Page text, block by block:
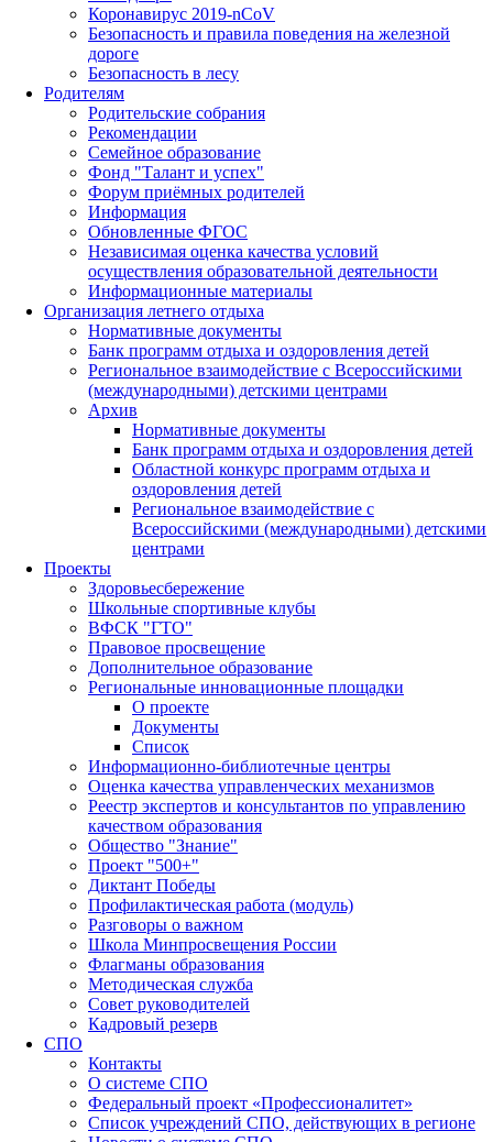
Коронавирус 2019-nCoV
Безопасность и правила поведения на железной
дороге
Безопасность в лесу
Родителям
Родительские собрания
Рекомендации
Семейное образование
Фонд "Талант и успех"
Форум приёмных родителей
Информация
Обновленные ФГОС
Независимая оценка качества условий
осуществления образовательной деятельности
Информационные материалы
Организация летнего отдыха
Нормативные документы
Банк программ отдыха и оздоровления детей
Региональное взаимодействие с Всероссийскими
(международными) детскими центрами
Архив
Нормативные документы
Банк программ отдыха и оздоровления детей
Областной конкурс программ отдыха и
оздоровления детей
Региональное взаимодействие с
Всероссийскими (международными) детскими
центрами
Проекты
Здоровьесбережение
Школьные спортивные клубы
ВФСК "ГТО"
Правовое просвещение
Дополнительное образование
Региональные инновационные площадки
О проекте
Документы
Список
Информационно-библиотечные центры
Оценка качества управленческих механизмов
Реестр экспертов и консультантов по управлению
качеством образования
Общество "Знание"
Проект "500+"
Диктант Победы
Профилактическая работа (модуль)
Разговоры о важном
Школа Минпросвещения России
Флагманы образования
Методическая служба
Совет руководителей
Кадровый резерв
СПО
Контакты
О системе СПО
Федеральный проект «Профессионалитет»
Список учреждений СПО, действующих в регионе